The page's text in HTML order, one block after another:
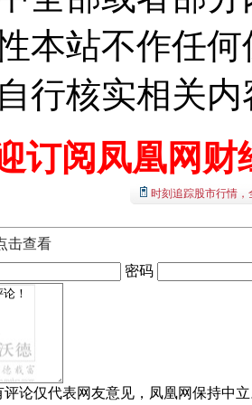
本站不作任
行核实相关内
订阅凤凰网财
时刻追踪股市行情
击查看
密码
评论仅代表网友意见，凤凰网保持中